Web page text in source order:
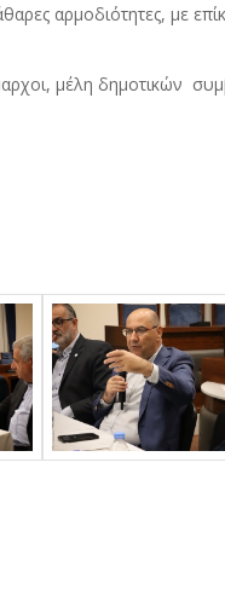
αρμοδιότητες, με
μέλη δημοτικών